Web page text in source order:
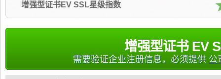
增强型证书EV SSL星级指数
增强型证书 EV
需要验证企业注册信息，必须提供 公